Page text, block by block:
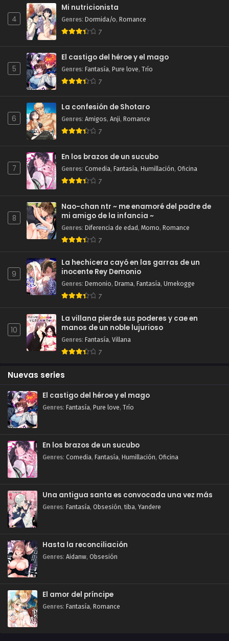
4
Mi nutricionista
Genres: Dormida/o, Romance
7
5
El castigo del héroe y el mago
Genres: Fantasía, Pure love, Trío
7
6
La confesión de Shotaro
Genres: Amigos, Anji, Romance
7
7
En los brazos de un sucubo
Genres: Comedia, Fantasía, Humillación, Oficina
7
8
Nao-chan ntr ~ me enamoré del padre de
mi amigo de la infancia ~
Genres: Diferencia de edad , Momo, Romance
7
9
La hechicera cayó en las garras de un
inocente Rey Demonio
Genres: Demonio, Drama, Fantasía, Umekogge
7
10
La villana pierde sus poderes y cae en
manos de un noble lujurioso
Genres: Fantasía, Villana
7
Nuevas series
El castigo del héroe y el mago
Genres: Fantasía, Pure love, Trío
En los brazos de un sucubo
Genres: Comedia, Fantasía, Humillación, Oficina
Una antigua santa es convocada una vez más
Genres: Fantasía, Obsesión,tiba, Yandere
Hasta la reconciliación
Genres: Aidanw, Obsesión
El amor del príncipe
Genres: Fantasía, Romance